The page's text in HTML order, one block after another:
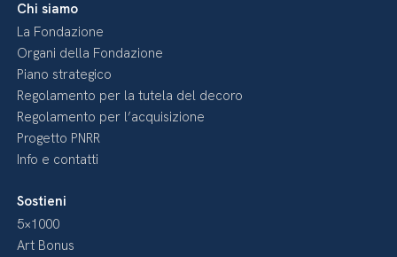
Chi siamo
La Fondazione
Organi della Fondazione
Piano strategico
Regolamento per la tutela del decoro
Regolamento per l’acquisizione
Progetto PNRR
Info e contatti
Sostieni
5×1000
Art Bonus